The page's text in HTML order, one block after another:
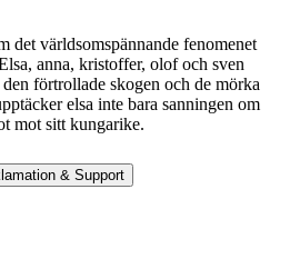
det världsomspännande fenomenet
anna, kristoffer, olof och sven
förtrollade skogen och de mörka
elsa inte bara sanningen om
mot sitt kungarike.
& Support